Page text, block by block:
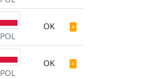
POL
OK
POL
OK